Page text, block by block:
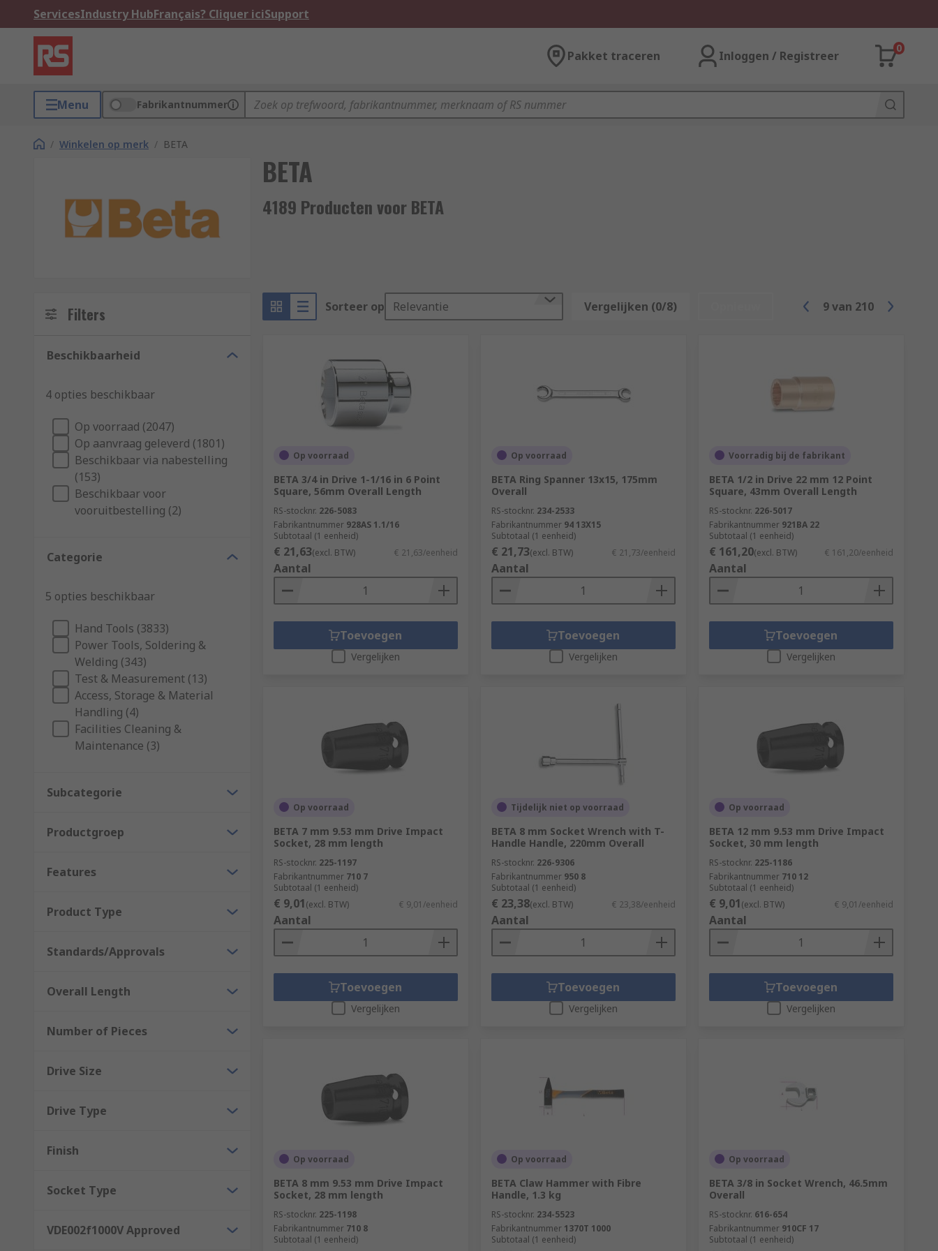
ServicesIndustry HubFrançais? Cliquer iciSupport
Pakket traceren Inloggen / Registreer
0
Menu Fabrikantnummer
/ Winkelen op merk / BETA
BETA
4189 Producten voor BETA
Filters
Beschikbaarheid
4 opties beschikbaar
Op voorraad (2047)
Op aanvraag geleverd (1801)
Beschikbaar via nabestelling
(153)
Beschikbaar voor
vooruitbestelling (2)
Categorie
5 opties beschikbaar
Hand Tools (3833)
Power Tools, Soldering &
Welding (343)
Test & Measurement (13)
Access, Storage & Material
Handling (4)
Facilities Cleaning &
Maintenance (3)
Subcategorie
Productgroep
Features
Product Type
Standards/Approvals
Overall Length
Number of Pieces
Drive Size
Drive Type
Finish
Socket Type
VDE002f1000V Approved
Sorteer op Relevantie Vergelijken (0/8) 9van 210
Op voorraad
BETA 3/4 in Drive 1-1/16 in 6 Point
Square, 56mm Overall Length
RS-stocknr. 226-5083
Fabrikantnummer 928AS 1.1/16
Subtotaal (1 eenheid)
€ 21,63(excl. BTW) € 21,63/eenheid
Aantal
Toevoegen
Vergelijken
Op voorraad
BETA Ring Spanner 13x15, 175mm
Overall
RS-stocknr. 234-2533
Fabrikantnummer 94 13X15
Subtotaal (1 eenheid)
€ 21,73(excl. BTW) € 21,73/eenheid
Aantal
Toevoegen
Vergelijken
Voorradig bij de fabrikant
BETA 1/2 in Drive 22 mm 12 Point
Square, 43mm Overall Length
RS-stocknr. 226-5017
Fabrikantnummer 921BA 22
Subtotaal (1 eenheid)
€ 161,20(excl. BTW) € 161,20/eenheid
Aantal
Toevoegen
Vergelijken
Op voorraad
BETA 7 mm 9.53 mm Drive Impact
Socket, 28 mm length
RS-stocknr. 225-1197
Fabrikantnummer 710 7
Subtotaal (1 eenheid)
€ 9,01(excl. BTW) € 9,01/eenheid
Aantal
Toevoegen
Vergelijken
Tijdelijk niet op voorraad
BETA 8 mm Socket Wrench with T-
Handle Handle, 220mm Overall
RS-stocknr. 226-9306
Fabrikantnummer 950 8
Subtotaal (1 eenheid)
€ 23,38(excl. BTW) € 23,38/eenheid
Aantal
Toevoegen
Vergelijken
Op voorraad
BETA 12 mm 9.53 mm Drive Impact
Socket, 30 mm length
RS-stocknr. 225-1186
Fabrikantnummer 710 12
Subtotaal (1 eenheid)
€ 9,01(excl. BTW) € 9,01/eenheid
Aantal
Toevoegen
Vergelijken
Op voorraad
BETA 8 mm 9.53 mm Drive Impact
Socket, 28 mm length
RS-stocknr. 225-1198
Fabrikantnummer 710 8
Subtotaal (1 eenheid)
Op voorraad
BETA Claw Hammer with Fibre
Handle, 1.3 kg
RS-stocknr. 234-5523
Fabrikantnummer 1370T 1000
Subtotaal (1 eenheid)
Op voorraad
BETA 3/8 in Socket Wrench, 46.5mm
Overall
RS-stocknr. 616-654
Fabrikantnummer 910CF 17
Subtotaal (1 eenheid)